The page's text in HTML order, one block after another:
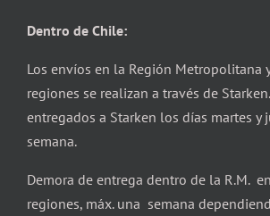
Dentro de Chile:
Los envíos en la Región Metropolitana
regiones se realizan a través de
entregados a Starken los días martes y
semana.
Demora de entrega dentro de la R.M.
regiones, máx. una semana